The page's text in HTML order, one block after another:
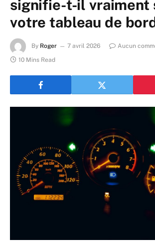
signifie-t-il vraiment
votre tableau de
By Roger 7 avril 2026
Aucun
10 Mins Read